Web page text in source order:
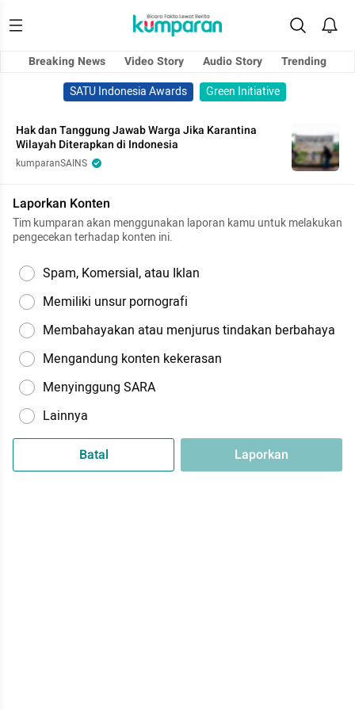
Breaking News Video Story Audio Story
Trending
SATU Indonesia Awards
Green Initiative
Hak dan Tanggung Jawab Warga Jika Karantina
Wilayah Diterapkan di Indonesia
kumparanSAINS
Laporkan Konten
Tim kumparan akan menggunakan laporan kamu untuk melakukan
pengecekan terhadap konten ini.
Spam, Komersial, atau Iklan
Memiliki unsur pornografi
Membahayakan atau menjurus tindakan berbahaya
Mengandung konten kekerasan
Menyinggung SARA
Lainnya
Batal Laporkan